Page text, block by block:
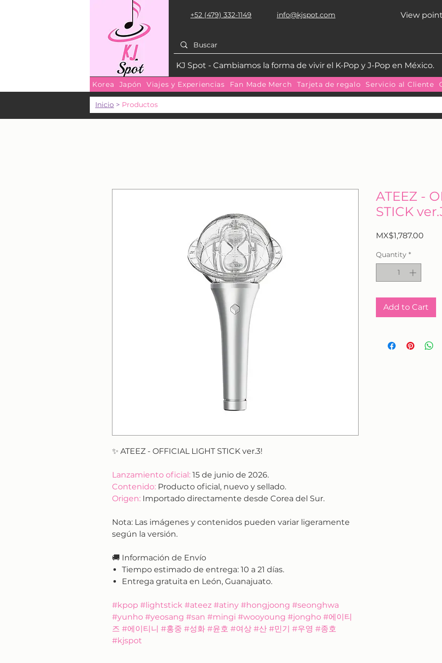
+52 (479) 332-1149 info@kjspot.com View
KJ Spot - Cambiamos la forma de vivir el K-Pop y J-Pop en México.
Korea Japón Viajes y Experiencias Fan Made Merch Tarjeta de regalo Servicio al Cliente
Inicio > Productos
✨ ATEEZ - OFFICIAL LIGHT STICK ver.3!
Lanzamiento oficial: 15 de junio de 2026.
Contenido: Producto oficial, nuevo y sellado.
Origen: Importado directamente desde Corea del Sur.
Nota: Las imágenes y contenidos pueden variar ligeramente
según la versión.
🚚 Información de Envío
Tiempo estimado de entrega: 10 a 21 días.
Entrega gratuita en León, Guanajuato.
#kpop #lightstick #ateez #atiny #hongjoong #seonghwa
#yunho #yeosang #san #mingi #wooyoung #jongho #에이티
즈 #에이티니 #홍중 #성화 #윤호 #여상 #산 #민기 #우영 #종호
#kjspot
ATEEZ -
STICK
MX$1,787.00
Quantity *
Add to Cart